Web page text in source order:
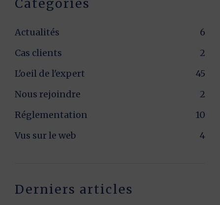
Catégories
Actualités
6
Cas clients
2
L'oeil de l'expert
45
Nous rejoindre
2
Réglementation
10
Vus sur le web
4
Derniers articles